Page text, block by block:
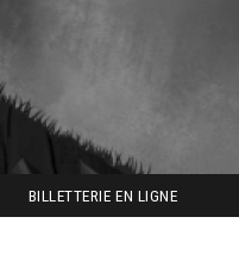
BILLETTERIE EN LIGNE